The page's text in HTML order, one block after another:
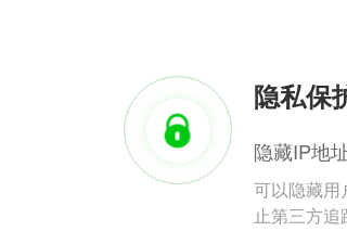
隐私保
隐藏IP地
可以隐藏用
止第三方追